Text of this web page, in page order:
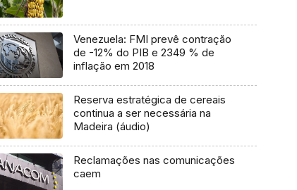
Venezuela: FMI prevê contração
de -12% do PIB e 2349 % de
inflação em 2018
Reserva estratégica de cereais
continua a ser necessária na
Madeira (áudio)
Reclamações nas comunicações
caem